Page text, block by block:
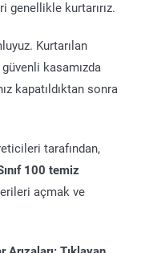
genellikle kurtarırız.
Kurtarılan
kasamızda
kapatıldıktan sonra
tarafından,
100 temiz
açmak ve